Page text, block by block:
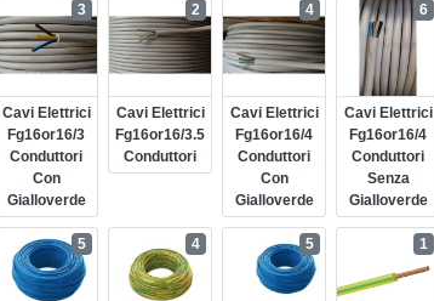
Cavi Elettrici
Fg16or16/3
Conduttori
Con
Gialloverde
3
Cavi Elettrici
Fg16or16/3.5
Conduttori
2
Cavi Elettrici
Fg16or16/4
Conduttori
Con
Gialloverde
4
Cavi Elettrici
Fg16or16/4
Conduttori
Senza
Gialloverde
6
5 4 5 1